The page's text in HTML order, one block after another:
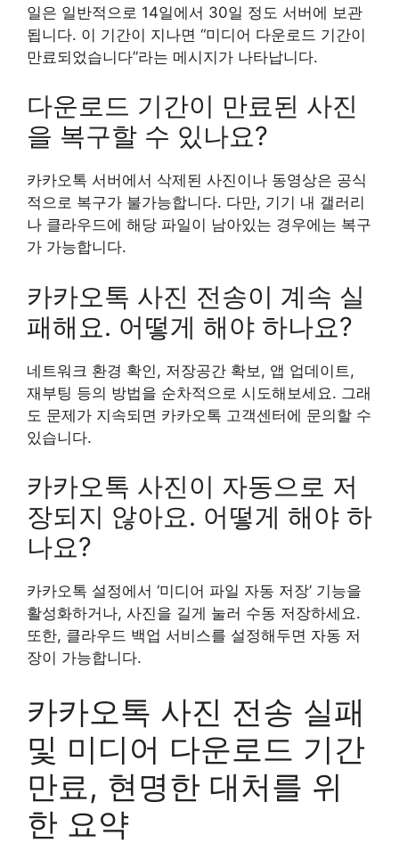
일은 일반적으로 14일에서 30일 정도 서버에 보관
됩니다. 이 기간이 지나면 “미디어 다운로드 기간이
만료되었습니다”라는 메시지가 나타납니다.
다운로드 기간이 만료된 사진
을 복구할 수 있나요?
카카오톡 서버에서 삭제된 사진이나 동영상은 공식
적으로 복구가 불가능합니다. 다만, 기기 내 갤러리
나 클라우드에 해당 파일이 남아있는 경우에는 복구
가 가능합니다.
카카오톡 사진 전송이 계속 실
패해요. 어떻게 해야 하나요?
네트워크 환경 확인, 저장공간 확보, 앱 업데이트,
재부팅 등의 방법을 순차적으로 시도해보세요. 그래
도 문제가 지속되면 카카오톡 고객센터에 문의할 수
있습니다.
카카오톡 사진이 자동으로 저
장되지 않아요. 어떻게 해야 하
나요?
카카오톡 설정에서 ‘미디어 파일 자동 저장’ 기능을
활성화하거나, 사진을 길게 눌러 수동 저장하세요.
또한, 클라우드 백업 서비스를 설정해두면 자동 저
장이 가능합니다.
카카오톡 사진 전송 실패
및 미디어 다운로드 기간
만료, 현명한 대처를 위
한 요약